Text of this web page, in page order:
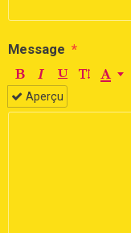
Message
Aperçu